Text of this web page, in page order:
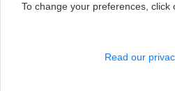
Actualité
To change your preferences, click
Read our